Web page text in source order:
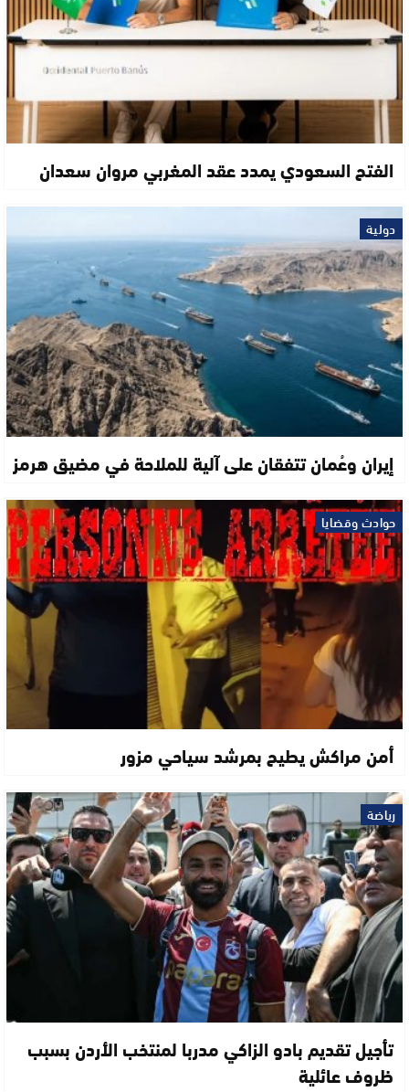
الفتح السعودي يمدد عقد المغربي مروان سعدان
دولية
إيران وعُمان تتفقان على آلية للملاحة في مضيق هرمز
حوادث وقضايا
أمن مراكش يطيح بمرشد سياحي مزور
رياضة
تأجيل تقديم بادو الزاكي مدربا لمنتخب الأردن بسبب
ظروف عائلية